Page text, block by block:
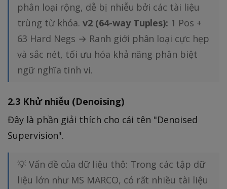
phân loại rộng, dễ bị nhiễu bởi các tài liệu
trùng từ khóa.v2 (64-way Tuples): 1 Pos +
63 Hard Negs → Ranh giới phân loại cực hẹp
và sắc nét, tối ưu hóa khả năng phân biệt
ngữ nghĩa tinh vi.
2.3 Khử nhiễu (Denoising)
Đây là phần giải thích cho cái tên "Denoised
Supervision".
💡 Vấn đề của dữ liệu thô: Trong các tập dữ
liệu lớn như MS MARCO, có rất nhiều tài liệu